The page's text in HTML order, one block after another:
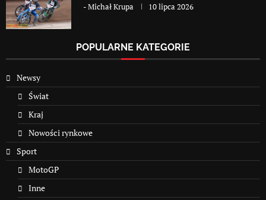
-Michał Krupa 10 lipca 2026
POPULARNE KATEGORIE
Newsy
Świat
Kraj
Nowości rynkowe
Sport
MotoGP
Inne